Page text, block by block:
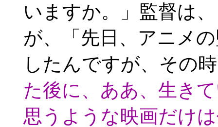
いますか。」監督は
が、「先日、アニメ
したんですが、その
た後に、ああ、生き
思うような映画だけ